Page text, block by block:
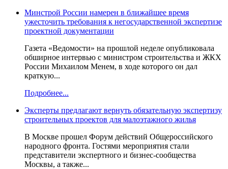
Минстрой России намерен в ближайшее время
ужесточить требования к негосударственной экспертизе
проектной документации
Газета «Ведомости» на прошлой неделе опубликовала
обширное интервью с министром строительства и ЖКХ
России Михаилом Менем, в ходе которого он дал
краткую...
Подробнее...
Эксперты предлагают вернуть обязательную экспертизу
строительных проектов для малоэтажного жилья
В Москве прошел Форум действий Общероссийского
народного фронта. Гостями мероприятия стали
представители экспертного и бизнес-сообщества
Москвы, а также...